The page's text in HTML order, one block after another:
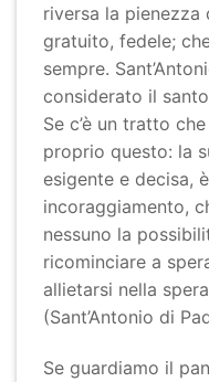
riversa la pienezza
gratuito, fedele;
sempre.
considerato il
Se c’è un tratto
proprio questo: la
esigente e decisa,
incoraggiamento,
nessuno la
ricominciare a
allietarsi nella
(Sant’Antonio di
Se guardiamo il